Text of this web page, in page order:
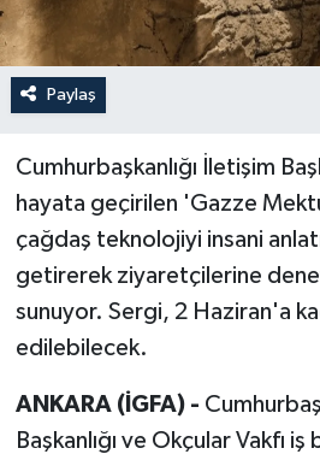
Paylaş
Cumhurbaşkanlığı İletişim
hayata geçirilen 'Gazze
çağdaş teknolojiyi insani
getirerek ziyaretçilerine
sunuyor. Sergi, 2 Haziran'a
edilebilecek.
ANKARA (İGFA) -
Başkanlığı ve Okçular Vakfı